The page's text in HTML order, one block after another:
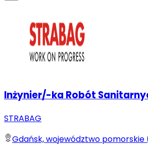
Inżynier/-ka Robót
STRABAG
Gdańsk, województwo pomorskie